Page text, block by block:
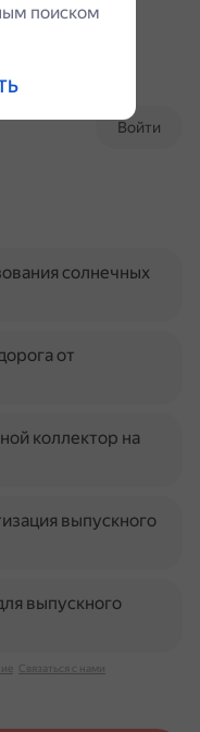
Войти
солнечных
от
коллектор на
выпускного
выпускного
Связаться с нами
поиском